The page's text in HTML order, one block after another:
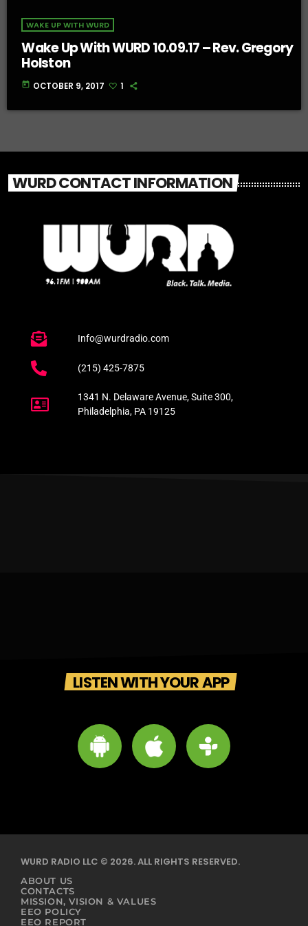
WAKE UP WITH WURD
Wake Up With WURD 10.09.17 – Rev. Gregory
Holston
today OCTOBER 9, 2017 1
WURD CONTACT INFORMATION
Info@wurdradio.com
(215) 425-7875
1341 N. Delaware Avenue, Suite 300,
Philadelphia, PA 19125
LISTEN WITH YOUR APP
WURD RADIO LLC © 2026. ALL RIGHTS RESERVED.
ABOUT US
CONTACTS
MISSION, VISION & VALUES
EEO POLICY
EEO REPORT